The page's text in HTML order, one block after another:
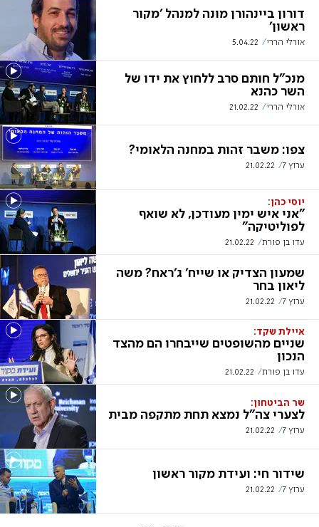
דורון ביינהורן מונה למנהל 'מקור
ראשון'
אורלי הררי 5.04.22
מנכ"ל חותם סרב ללחוץ את ידו של
השר כהנא
אורלי הררי 21.02.22
צפו: משבר זהות במחנה הלאומי?
ערוץ 7 21.02.22
יוסי כהן:
"אני איש ימין מעודכן, לא שואף
לפוליטיקה"
עדו בן פורת 21.02.22
שמעון הצדיק או שייח' ג'ראח? משה
ליאון בחר
ערוץ 7 21.02.22
איילת שקד:
שניים מהשופטים שייבחרו הם מהצד
הנכון
עדו בן פורת 21.02.22
שר הביטחון:
לצערי צה"ל נמצא תחת מתקפה מבית
ערוץ 7 21.02.22
שידור חי: ועידת מקור ראשון
ערוץ 7 21.02.22